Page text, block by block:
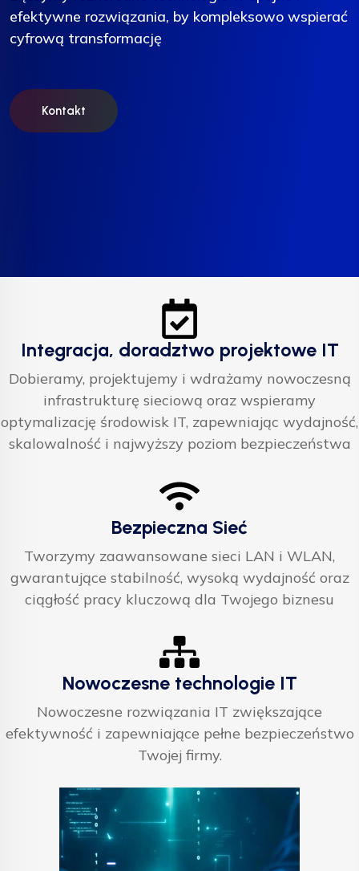
efektywne rozwiązania, by kompleksowo wspierać
cyfrową transformację
Kontakt
efektywne rozwiązania, by kompleksowo wspierać
cyfrową transformację
Kontakt
efektywne rozwiązania, by kompleksowo wspierać
cyfrową transformację
Kontakt
Integracja, doradztwo projektowe IT
Dobieramy, projektujemy i wdrażamy nowoczesną
infrastrukturę sieciową oraz wspieramy
optymalizację środowisk IT, zapewniając wydajność,
skalowalność i najwyższy poziom bezpieczeństwa
Bezpieczna Sieć
Tworzymy zaawansowane sieci LAN i WLAN,
gwarantujące stabilność, wysoką wydajność oraz
ciągłość pracy kluczową dla Twojego biznesu
Nowoczesne technologie IT
Nowoczesne rozwiązania IT zwiększające
efektywność i zapewniające pełne bezpieczeństwo
Twojej firmy.